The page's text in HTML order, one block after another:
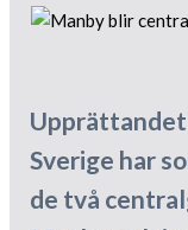
Sverige har
de två